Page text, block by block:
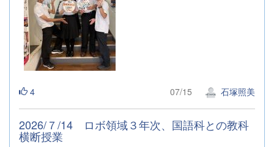
4 07/15 石塚照美
2026/７/14 ロボ領域３年次、国語科との教科
横断授業